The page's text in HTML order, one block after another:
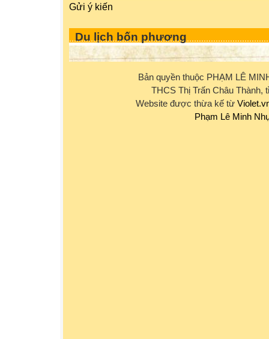
Gửi ý kiến
Du lịch bốn phương
Bản quyền thuộc PHẠM LÊ
THCS Thị Trấn Châu Thành,
Website được thừa kế từ
Phạm Lê Minh